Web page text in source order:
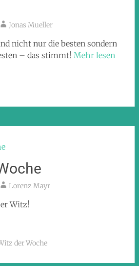
Jonas Mueller
nicht nur die besten sondern
– das stimmt! Mehr lesen
Lorenz Mayr
Witz!
der Woche